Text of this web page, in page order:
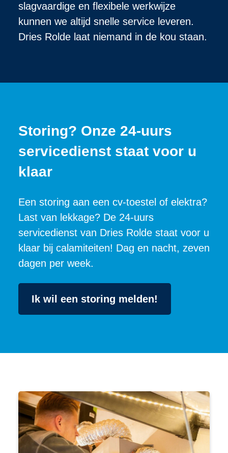
slagvaardige en flexibele werkwijze
kunnen we altijd snelle service leveren.
Dries Rolde laat niemand in de kou staan.
Storing? Onze 24-uurs
servicedienst staat voor u
klaar
Een storing aan een cv-toestel of elektra?
Last van lekkage? De 24-uurs
servicedienst van Dries Rolde staat voor u
klaar bij calamiteiten! Dag en nacht, zeven
dagen per week.
Ik wil een storing melden!